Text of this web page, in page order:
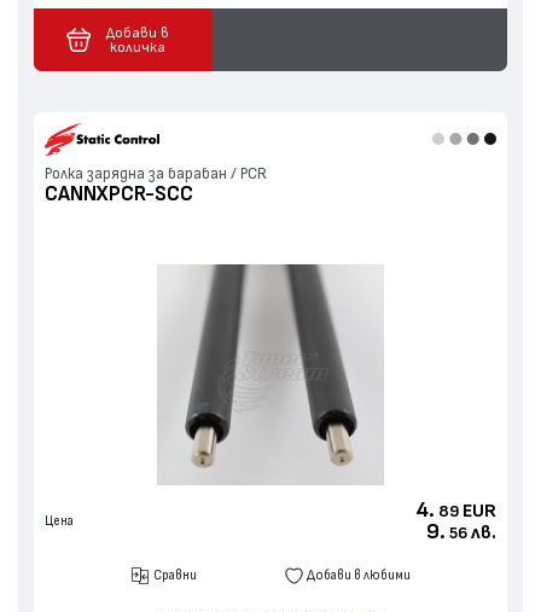
Добави в
количка
Ролка зарядна за барабан / PCR
CANNXPCR-SCC
Цена 4. 89 EUR
9. 56 лв.
Сравни Добави в любими